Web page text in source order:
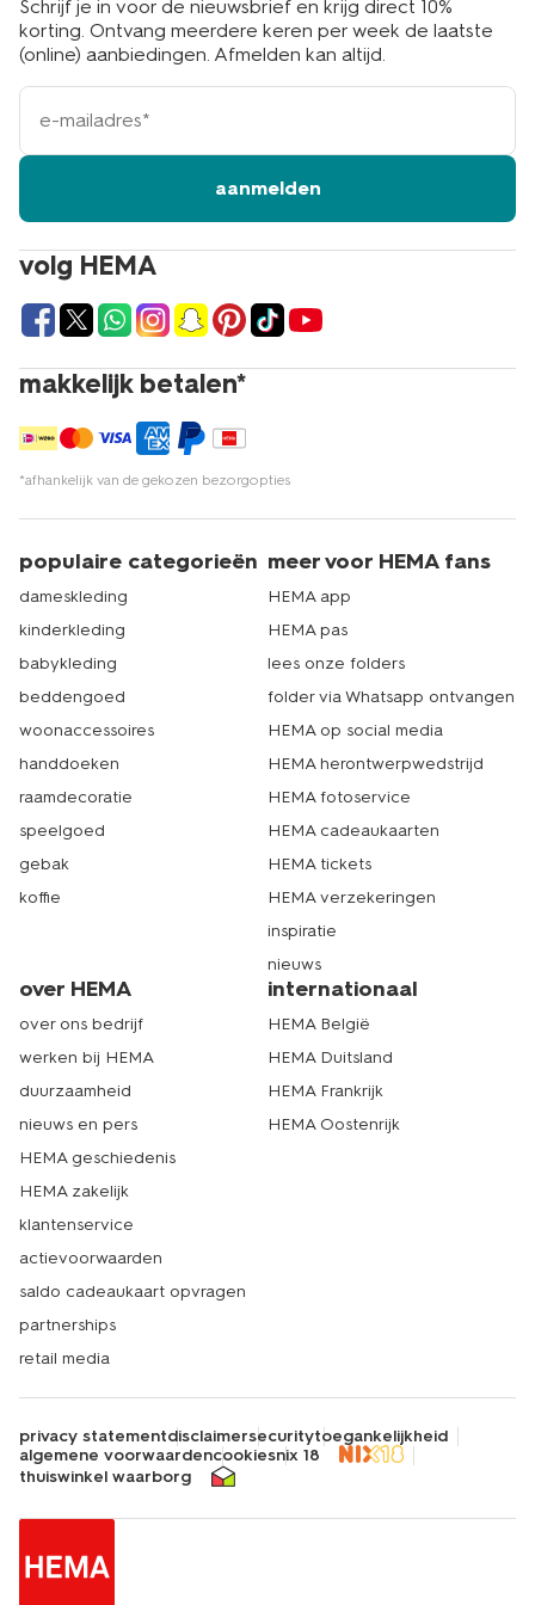
volg HEMA
makkelijk betalen*
*afhankelijk van de gekozen bezorgopties
Schrijf je in voor de nieuwsbrief en krijg direct 10%
korting. Ontvang meerdere keren per week de laatste
(online) aanbiedingen. Afmelden kan altijd.
e-
mailadres
aanmelden
populaire categorieën
dameskleding
kinderkleding
babykleding
beddengoed
woonaccessoires
handdoeken
raamdecoratie
speelgoed
gebak
koffie
meer voor HEMA fans
HEMA app
HEMA pas
lees onze folders
folder via Whatsapp ontvangen
HEMA op social media
HEMA herontwerpwedstrijd
HEMA fotoservice
HEMA cadeaukaarten
HEMA tickets
HEMA verzekeringen
inspiratie
nieuws
over HEMA
over ons bedrijf
werken bij HEMA
duurzaamheid
nieuws en pers
HEMA geschiedenis
HEMA zakelijk
klantenservice
actievoorwaarden
saldo cadeaukaart opvragen
partnerships
retail media
internationaal
HEMA België
HEMA Duitsland
HEMA Frankrijk
HEMA Oostenrijk
privacy statementdisclaimersecuritytoegankelijkheid
algemene voorwaardencookiesnix 18
thuiswinkel waarborg